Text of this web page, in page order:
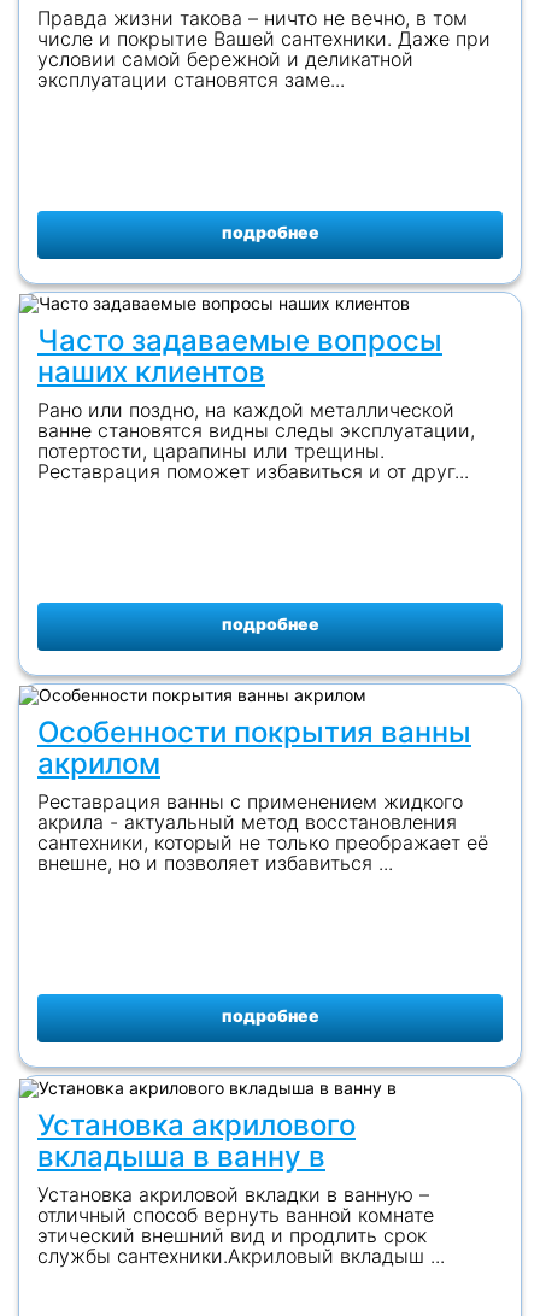
Правда жизни такова – ничто не вечно, в том
числе и покрытие Вашей сантехники. Даже при
условии самой бережной и деликатной
эксплуатации становятся заме...
подробнее
Часто задаваемые вопросы
наших клиентов
Рано или поздно, на каждой металлической
ванне становятся видны следы эксплуатации,
потертости, царапины или трещины.
Реставрация поможет избавиться и от друг...
подробнее
Особенности покрытия ванны
акрилом
Реставрация ванны с применением жидкого
акрила - актуальный метод восстановления
сантехники, который не только преображает её
внешне, но и позволяет избавиться ...
подробнее
Установка акрилового
вкладыша в ванну в
Установка акриловой вкладки в ванную –
отличный способ вернуть ванной комнате
этический внешний вид и продлить срок
службы сантехники.Акриловый вкладыш ...